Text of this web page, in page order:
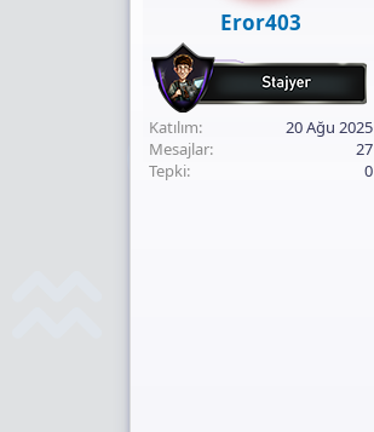
Eror403
Katılım
20 Ağu 2025
Mesajlar
27
Tepki
0